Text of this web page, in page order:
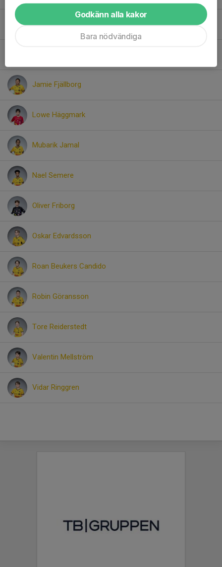
Isak Brandin
Jamie Fjällborg
Lowe Häggmark
Mubarik Jamal
Nael Semere
Oliver Friborg
Oskar Edvardsson
Roan Beukers Candido
Robin Göransson
Tore Reiderstedt
Valentin Mellström
Vidar Ringgren
Godkänn alla kakor
Bara nödvändiga